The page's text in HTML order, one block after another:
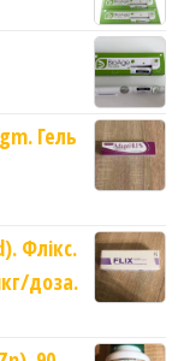
Гель
Флікс.
доза.